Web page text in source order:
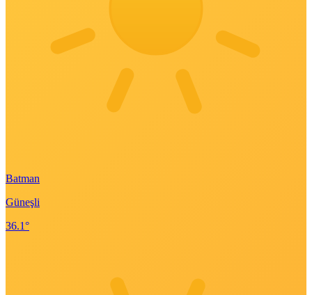
Batman
Güneşli
36.1°